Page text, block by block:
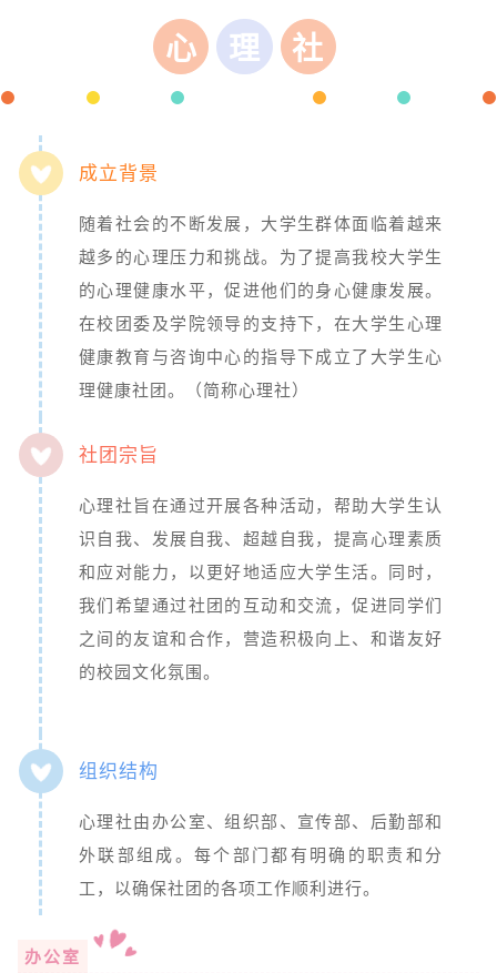
心 理 社
成立背景
随着社会的不断发展，大学生群体面临着越来
越多的心理压力和挑战。为了提高我校大学生
的心理健康水平，促进他们的身心健康发展。
在校团委及学院领导的支持下，在大学生心理
健康教育与咨询中心的指导下成立了大学生心
理健康社团。（简称心理社）
社团宗旨
心理社旨在通过开展各种活动，帮助大学生认
识自我、发展自我、超越自我，提高心理素质
和应对能力，以更好地适应大学生活。同时，
我们希望通过社团的互动和交流，促进同学们
之间的友谊和合作，营造积极向上、和谐友好
的校园文化氛围。
组织结构
心理社由办公室、组织部、宣传部、后勤部和
外联部组成。每个部门都有明确的职责和分
工，以确保社团的各项工作顺利进行。
办公室